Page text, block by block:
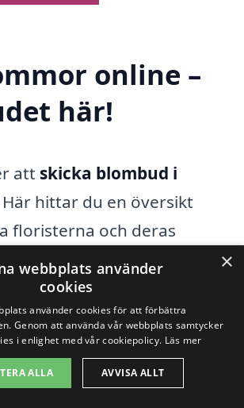
online –
här!
att skicka blombud i
Här hittar du en översikt
floristerna och deras
för alla tillfällen.
är en födelsedag, bröllop
att överraska någon, finns
alla.
utbud av vackra
×
webbplats använder
cookies
använder cookies för att förbättra
Genom att använda vår webbplats samtycker
i enlighet med vår cookiepolicy. Läs mer
ALLA AVVISA ALLT